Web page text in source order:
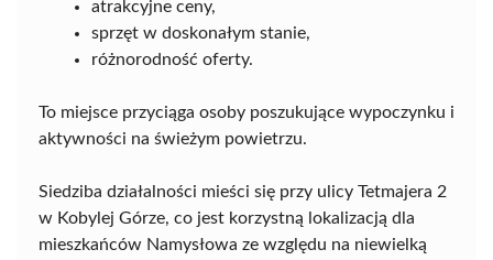
atrakcyjne ceny,
sprzęt w doskonałym stanie,
różnorodność oferty.
To miejsce przyciąga osoby poszukujące wypoczynku i
aktywności na świeżym powietrzu.
Siedziba działalności mieści się przy ulicy Tetmajera 2
w Kobylej Górze, co jest korzystną lokalizacją dla
mieszkańców Namysłowa ze względu na niewielką